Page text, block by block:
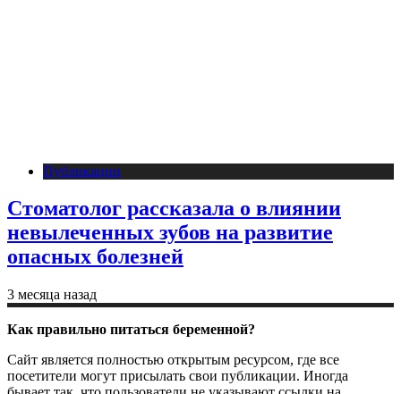
Публикации
Стоматолог рассказала о влиянии
невылеченных зубов на развитие
опасных болезней
3 месяца назад
Как правильно питаться беременной?
Сайт является полностью открытым ресурсом, где все
посетители могут присылать свои публикации. Иногда